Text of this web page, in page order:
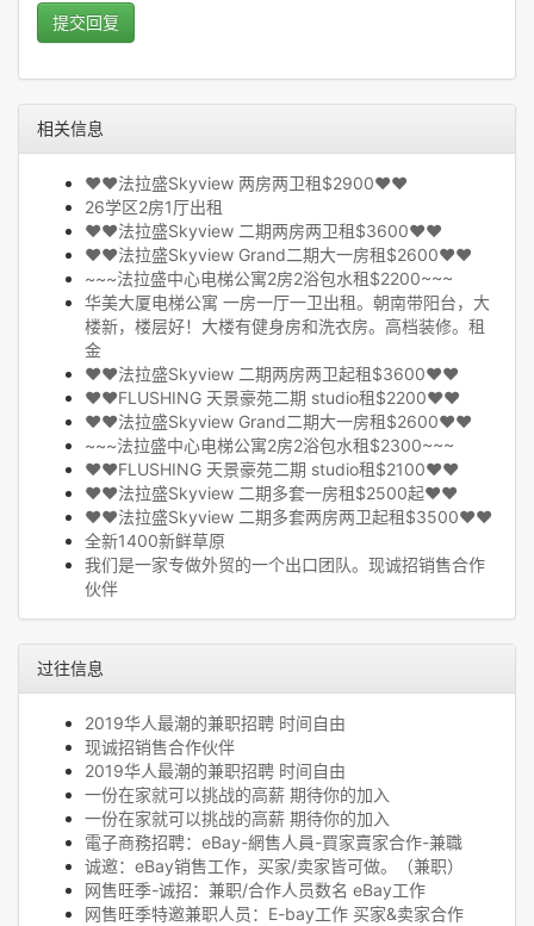
提交回复
相关信息
❤❤法拉盛Skyview 两房两卫租$2900❤❤
26学区2房1厅出租
❤❤法拉盛Skyview 二期两房两卫租$3600❤❤
❤❤法拉盛Skyview Grand二期大一房租$2600❤❤
~~~法拉盛中心电梯公寓2房2浴包水租$2200~~~
华美大厦电梯公寓 一房一厅一卫出租。朝南带阳台，大
楼新，楼层好！大楼有健身房和洗衣房。高档装修。租
金
❤❤法拉盛Skyview 二期两房两卫起租$3600❤❤
❤❤FLUSHING 天景豪苑二期 studio租$2200❤❤
❤❤法拉盛Skyview Grand二期大一房租$2600❤❤
~~~法拉盛中心电梯公寓2房2浴包水租$2300~~~
❤❤FLUSHING 天景豪苑二期 studio租$2100❤❤
❤❤法拉盛Skyview 二期多套一房租$2500起❤❤
❤❤法拉盛Skyview 二期多套两房两卫起租$3500❤❤
全新1400新鲜草原
我们是一家专做外贸的一个出口团队。现诚招销售合作
伙伴
过往信息
2019华人最潮的兼职招聘 时间自由
现诚招销售合作伙伴
2019华人最潮的兼职招聘 时间自由
一份在家就可以挑战的高薪 期待你的加入
一份在家就可以挑战的高薪 期待你的加入
電子商務招聘：eBay-網售人員-買家賣家合作-兼職
诚邀：eBay销售工作，买家/卖家皆可做。（兼职）
网售旺季-诚招：兼职/合作人员数名 eBay工作
网售旺季特邀兼职人员：E-bay工作 买家&卖家合作